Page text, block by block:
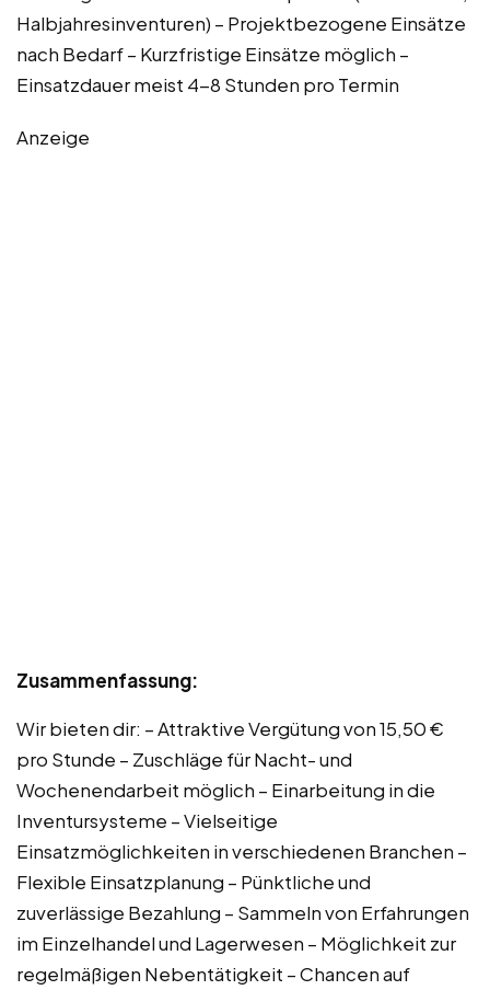
Halbjahresinventuren) – Projektbezogene Einsätze
nach Bedarf – Kurzfristige Einsätze möglich –
Einsatzdauer meist 4-8 Stunden pro Termin
Anzeige
Zusammenfassung:
Wir bieten dir: – Attraktive Vergütung von 15,50 €
pro Stunde – Zuschläge für Nacht- und
Wochenendarbeit möglich – Einarbeitung in die
Inventursysteme – Vielseitige
Einsatzmöglichkeiten in verschiedenen Branchen –
Flexible Einsatzplanung – Pünktliche und
zuverlässige Bezahlung – Sammeln von Erfahrungen
im Einzelhandel und Lagerwesen – Möglichkeit zur
regelmäßigen Nebentätigkeit – Chancen auf